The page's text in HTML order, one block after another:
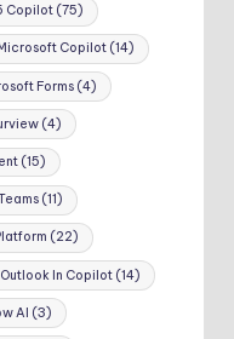
Copilot(75)
Microsoft Copilot(14)
Forms(4)
(4)
(15)
(11)
(22)
Outlook In Copilot(14)
AI (3)